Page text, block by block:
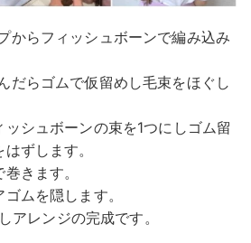
らフィッシュボーンで編み込み
らゴムで仮留めし毛束をほぐし
ュボーンの束を1つにしゴム留
ずします。
きます。
ムを隠します。
レンジの完成です。